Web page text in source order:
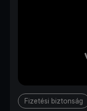
Fizetési biztonság